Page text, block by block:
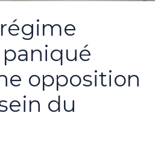
opposition
du